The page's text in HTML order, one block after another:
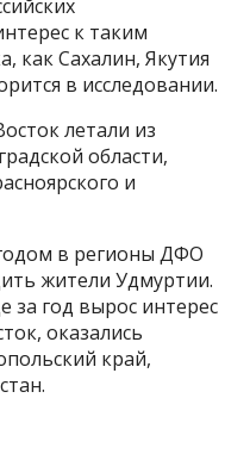
к таким
как Сахалин, Якутия
в исследовании.
летали из
области,
и
в регионы ДФО
жители Удмуртии.
за год вырос интерес
оказались
край,